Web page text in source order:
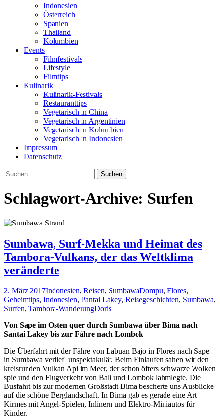
Indonesien
Österreich
Spanien
Thailand
Kolumbien
Events
Filmfestivals
Lifestyle
Filmtips
Kulinarik
Kulinarik-Festivals
Restauranttips
Vegetarisch in China
Vegetarisch in Argentinien
Vegetarisch in Kolumbien
Vegetarisch in Indonesien
Impressum
Datenschutz
Suchen
nach:
Schlagwort-Archive: Surfen
Sumbawa, Surf-Mekka und Heimat des
Tambora-Vulkans, der das Weltklima
veränderte
2. März 2017Indonesien, Reisen, SumbawaDompu, Flores,
Geheimtips, Indonesien, Pantai Lakey, Reisegeschichten, Sumbawa,
Surfen, Tambora-WanderungDoris
Von Sape im Osten quer durch Sumbawa über Bima nach
Santai Lakey bis zur Fähre nach Lombok
Die Überfahrt mit der Fähre von Labuan Bajo in Flores nach Sape
in Sumbawa verlief unspektakulär. Beim Einlaufen sahen wir den
kreisrunden Vulkan Api im Meer, der schon öfters schwarze Wolken
spie und den Flugverkehr von Bali und Lombok lahmlegte. Die
Busfahrt bis zur modernen Großstadt Bima bescherte uns Ausblicke
auf die schöne Berglandschaft. In Bima gab es gerade eine Art
Kirmes mit Angel-Spielen, Inlinern und Elektro-Miniautos für
Kinder.